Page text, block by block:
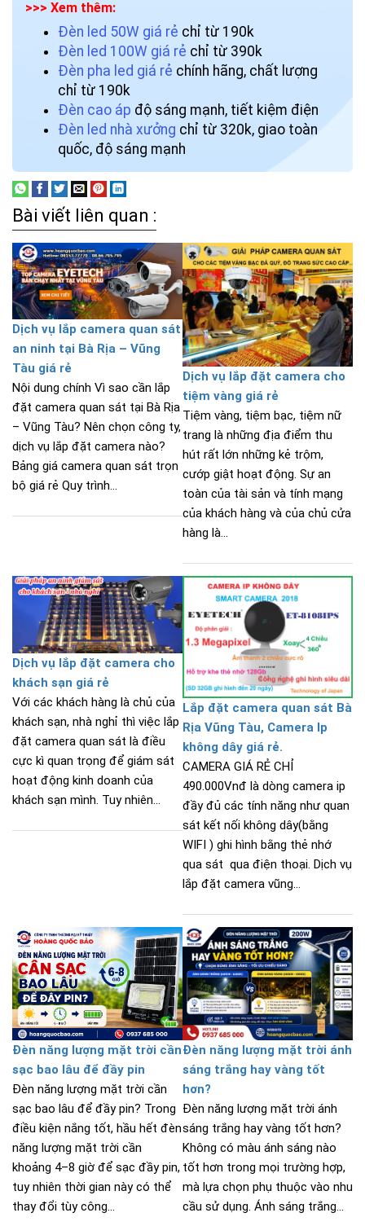
>>> Xem thêm:
Đèn led 50W giá rẻ chỉ từ 190k
Đèn led 100W giá rẻ chỉ từ 390k
Đèn pha led giá rẻ chính hãng, chất lượng
chỉ từ 190k
Đèn cao áp độ sáng mạnh, tiết kiệm điện
Đèn led nhà xưởng chỉ từ 320k, giao toàn
quốc, độ sáng mạnh
Bài viết liên quan :
Dịch vụ lắp camera quan sát
an ninh tại Bà Rịa – Vũng
Tàu giá rẻ
Nội dung chính Vì sao cần lắp
đặt camera quan sát tại Bà Rịa
– Vũng Tàu? Nên chọn công ty,
dịch vụ lắp đặt camera nào?
Bảng giá camera quan sát trọn
bộ giá rẻ Quy trình...
Dịch vụ lắp đặt camera cho
tiệm vàng giá rẻ
Tiệm vàng, tiệm bạc, tiệm nữ
trang là những địa điểm thu
hút rất lớn những kẻ trộm,
cướp giật hoạt động. Sự an
toàn của tài sản và tính mạng
của khách hàng và của chủ cửa
hàng là...
Dịch vụ lắp đặt camera cho
khách sạn giá rẻ
Với các khách hàng là chủ của
khách sạn, nhà nghỉ thì việc lắp
đặt camera quan sát là điều
cực kì quan trọng để giám sát
hoạt động kinh doanh của
khách sạn mình. Tuy nhiên...
Lắp đặt camera quan sát Bà
Rịa Vũng Tàu, Camera Ip
không dây giá rẻ.
CAMERA GIÁ RẺ CHỈ
490.000Vnđ là dòng camera ip
đầy đủ các tính năng như quan
sát kết nối không dây(bằng
WIFI ) ghi hình bằng thẻ nhớ
qua sát qua điện thoại. Dịch vụ
lắp đặt camera vũng...
Đèn năng lượng mặt trời cần
sạc bao lâu để đầy pin
Đèn năng lượng mặt trời cần
sạc bao lâu để đầy pin? Trong
điều kiện nắng tốt, hầu hết đèn
năng lượng mặt trời cần
khoảng 4–8 giờ để sạc đầy pin,
tuy nhiên thời gian này có thể
thay đổi tùy công...
Đèn năng lượng mặt trời ánh
sáng trắng hay vàng tốt
hơn?
Đèn năng lượng mặt trời ánh
sáng trắng hay vàng tốt hơn?
Không có màu ánh sáng nào
tốt hơn trong mọi trường hợp,
mà lựa chọn phụ thuộc vào nhu
cầu sử dụng. Ánh sáng trắng...